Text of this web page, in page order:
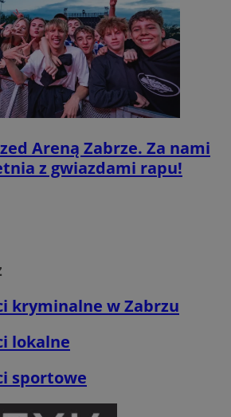
Areną Zabrze. Za nami
z gwiazdami rapu!
kryminalne w Zabrzu
lokalne
sportowe